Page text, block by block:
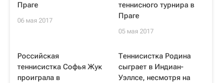
Праге
06 мая 2017
теннисного турнира в
Праге
05 мая 2017
Российская
теннисистка Софья Жук
проиграла в
Теннисистка Родина
сыграет в Индиан-
Уэллсе, несмотря на